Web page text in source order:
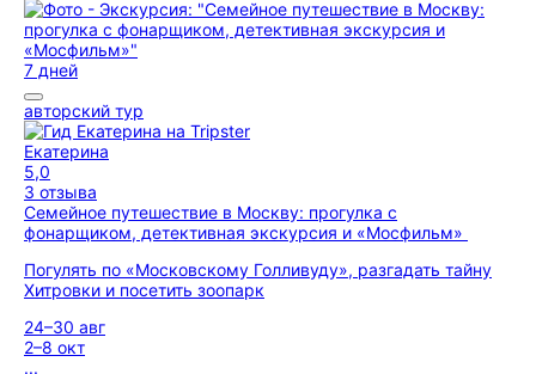
7 дней
авторский тур
Екатерина
5,0
3 отзыва
Семейное путешествие в Москву: прогулка с
фонарщиком, детективная экскурсия и «Мосфильм»
Погулять по «Московскому Голливуду», разгадать тайну
Хитровки и посетить зоопарк
24–30 авг
2–8 окт
...